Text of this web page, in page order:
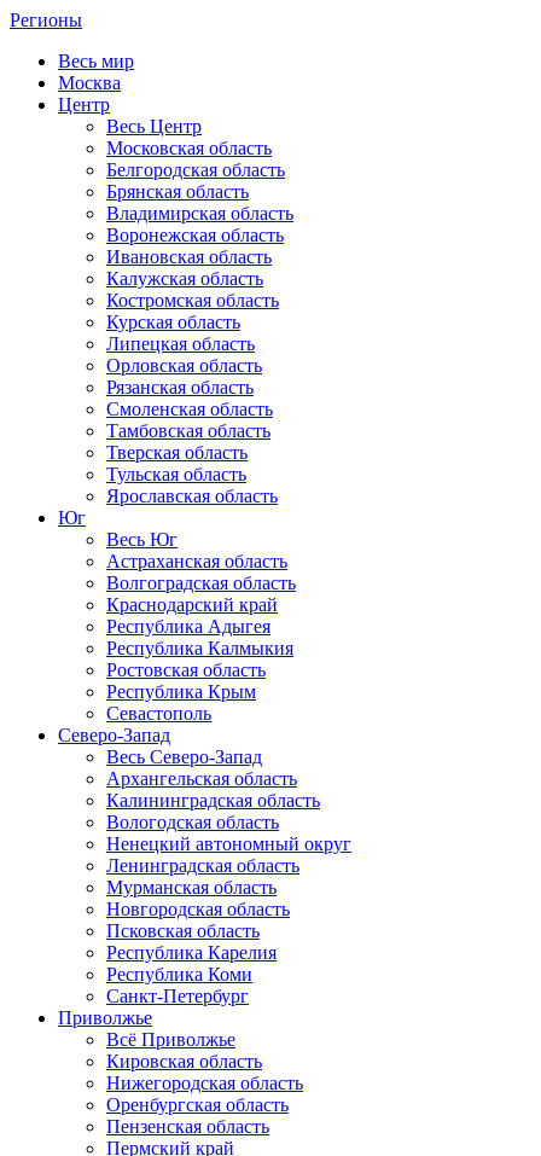
Регионы
Весь мир
Москва
Центр
Весь Центр
Московская область
Белгородская область
Брянская область
Владимирская область
Воронежская область
Ивановская область
Калужская область
Костромская область
Курская область
Липецкая область
Орловская область
Рязанская область
Смоленская область
Тамбовская область
Тверская область
Тульская область
Ярославская область
Юг
Весь Юг
Астраханская область
Волгоградская область
Краснодарский край
Республика Адыгея
Республика Калмыкия
Ростовская область
Республика Крым
Севастополь
Северо-Запад
Весь Северо-Запад
Архангельская область
Калининградская область
Вологодская область
Ненецкий автономный округ
Ленинградская область
Мурманская область
Новгородская область
Псковская область
Республика Карелия
Республика Коми
Санкт-Петербург
Приволжье
Всё Приволжье
Кировская область
Нижегородская область
Оренбургская область
Пензенская область
Пермский край